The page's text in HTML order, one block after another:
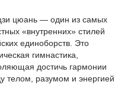
цюань — один из самых
«внутренних» стилей
единоборств. Это
гимнастика,
достичь гармонии
телом, разумом и энергией